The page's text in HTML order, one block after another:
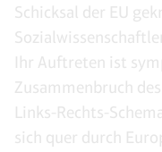
Schicksal der EU
Ihr Auftreten ist
Zusammenbruch
Links-Rechts-
sich quer durch